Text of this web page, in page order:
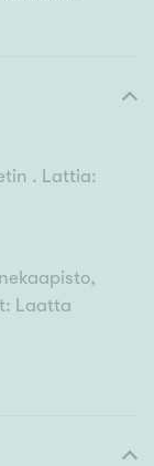
. Lattia:
Laatta